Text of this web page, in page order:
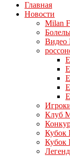
Главная
Новости
Milan
Видео
Клуб
Кубок
Кубок